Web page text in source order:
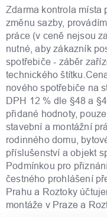
Zdarma kontrola místa
změnu sazby,
práce (v ceně nejsou
nutné, aby zákazník
spotřebiče - záběr
technického
nového spotřebiče na
DPH 12 % dle §48 a
přidané hodnoty,
stavební a montážní
rodinného domu,
příslušenství a objekt
Podmínkou pro
čestného prohlášení
Prahu a Roztoky
montáže v Praze a